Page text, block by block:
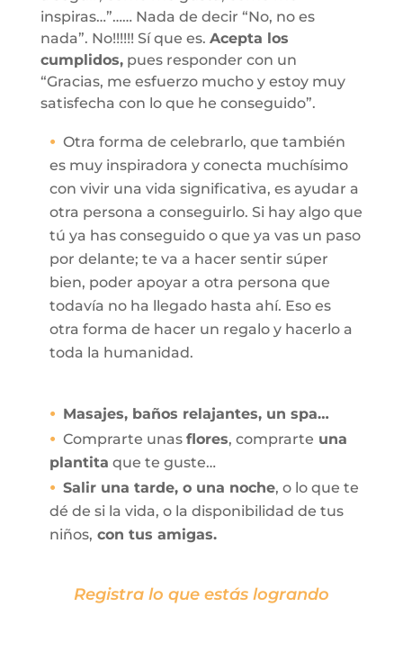
inspiras…”…… Nada de decir “No, no es
nada”. No!!!!!! Sí que es. Acepta los
cumplidos,pues responder con un
“Gracias, me esfuerzo mucho y estoy muy
satisfecha con lo que he conseguido”.
Otra forma de celebrarlo, que también
es muy inspiradora y conecta muchísimo
con vivir una vida significativa, es ayudar a
otra persona a conseguirlo. Si hay algo que
tú ya has conseguido o que ya vas un paso
por delante; te va a hacer sentir súper
bien, poder apoyar a otra persona que
todavía no ha llegado hasta ahí. Eso es
otra forma de hacer un regalo y hacerlo a
toda la humanidad.
Masajes, baños relajantes, un spa…
Comprarte unas flores, comprarte una
plantita que te guste…
Salir una tarde, o una noche, o lo que te
dé de si la vida, o la disponibilidad de tus
niños, con tus amigas.
Registra lo que estás logrando